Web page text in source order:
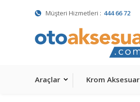
Müşteri Hizmetleri : 444 66 72
Araçlar Krom Aksesuar